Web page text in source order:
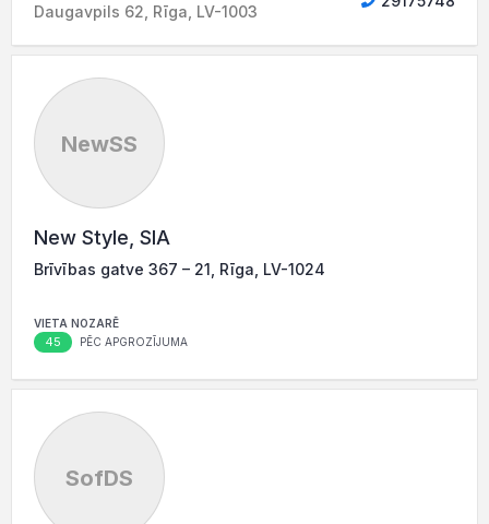
Daugavpils 62, Rīga, LV-1003
NewSS
New Style, SIA
Brīvības gatve 367 – 21, Rīga, LV-1024
VIETA NOZARĒ
45 PĒC APGROZĪJUMA
SofDS